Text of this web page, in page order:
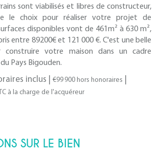
sont viabilisés et libres de constructeur,
le choix pour réaliser votre projet de
disponibles vont de 461m² à 630 m²,
entre 89200€ et 121 000 €. C'est une belle
construire votre maison dans un cadre
Pays Bigouden.
inclus €99 900 hors honoraires
à la charge de l'acquéreur
SUR LE BIEN